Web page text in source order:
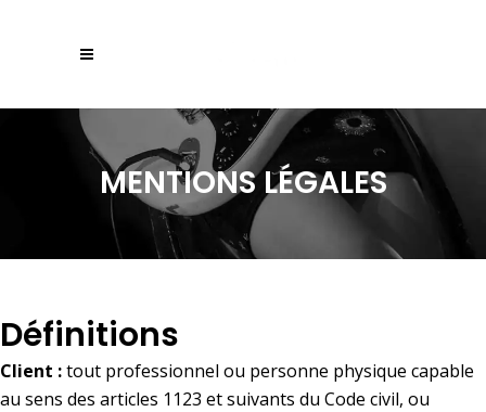
MENTIONS LÉGALES
Définitions
Client :tout professionnel ou personne physique capable
au sens des articles 1123 et suivants du Code civil, ou